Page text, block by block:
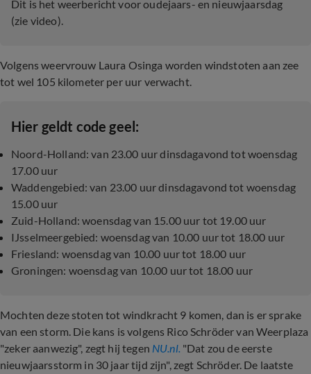
Dit is het weerbericht voor oudejaars- en nieuwjaarsdag
(zie video).
Volgens weervrouw Laura Osinga worden windstoten aan zee
tot wel 105 kilometer per uur verwacht.
Hier geldt code geel:
Noord-Holland: van 23.00 uur dinsdagavond tot woensdag
17.00 uur
Waddengebied: van 23.00 uur dinsdagavond tot woensdag
15.00 uur
Zuid-Holland: woensdag van 15.00 uur tot 19.00 uur
IJsselmeergebied: woensdag van 10.00 uur tot 18.00 uur
Friesland: woensdag van 10.00 uur tot 18.00 uur
Groningen: woensdag van 10.00 uur tot 18.00 uur
Mochten deze stoten tot windkracht 9 komen, dan is er sprake
van een storm. Die kans is volgens Rico Schröder van Weerplaza
"zeker aanwezig", zegt hij tegen NU.nl. "Dat zou de eerste
nieuwjaarsstorm in 30 jaar tijd zijn", zegt Schröder. De laatste